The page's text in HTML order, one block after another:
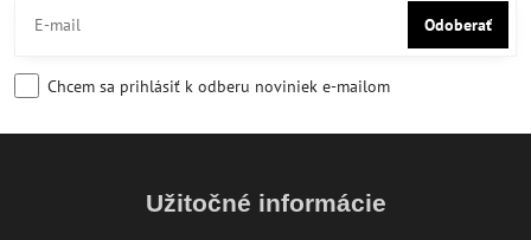
Odoberať
Chcem sa prihlásiť k odberu noviniek e-mailom
Užitočné informácie